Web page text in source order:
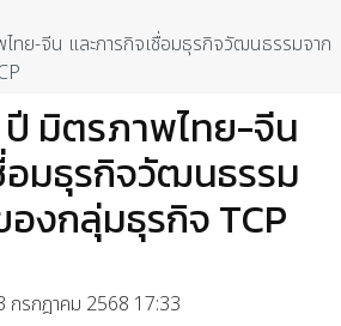
ทย-จีน และภารกิจเชื่อมธุรกิจวัฒนธรรมจาก
มิตรภาพไทย-จีน
อมธุรกิจวัฒนธรรม
งกลุ่มธุรกิจ TCP
รกฎาคม 2568 17:33